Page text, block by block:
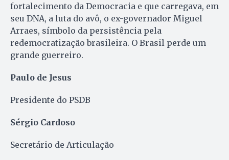
fortalecimento da Democracia e que carregava, em
seu DNA, a luta do avô, o ex-governador Miguel
Arraes, símbolo da persistência pela
redemocratização brasileira. O Brasil perde um
grande guerreiro.
Paulo de Jesus
Presidente do PSDB
Sérgio Cardoso
Secretário de Articulação